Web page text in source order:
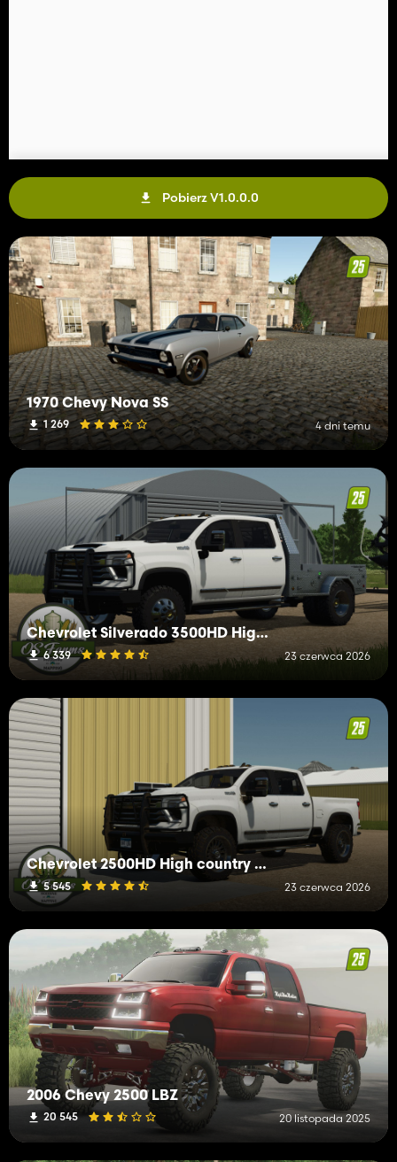
Pobierz V1.0.0.0
1970 Chevy Nova SS
1 269 4 dni temu
Chevrolet Silverado 3500HD High Country
6 339 23 czerwca 2026
Chevrolet 2500HD High country 2024
5 545 23 czerwca 2026
2006 Chevy 2500 LBZ
20 545 20 listopada 2025